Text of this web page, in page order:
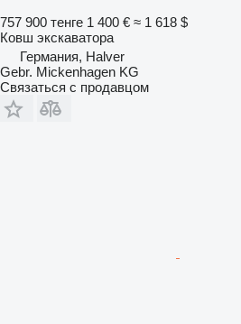
757 900 тенге 1 400 € ≈ 1 618 $
Ковш экскаватора
Германия, Halver
Gebr. Mickenhagen KG
Связаться с продавцом